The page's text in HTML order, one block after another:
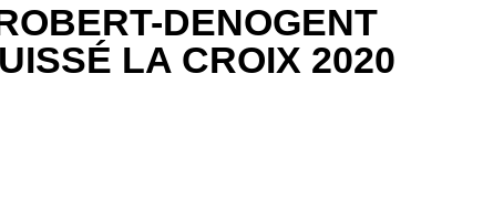
DENOGENT
LA CROIX 2020